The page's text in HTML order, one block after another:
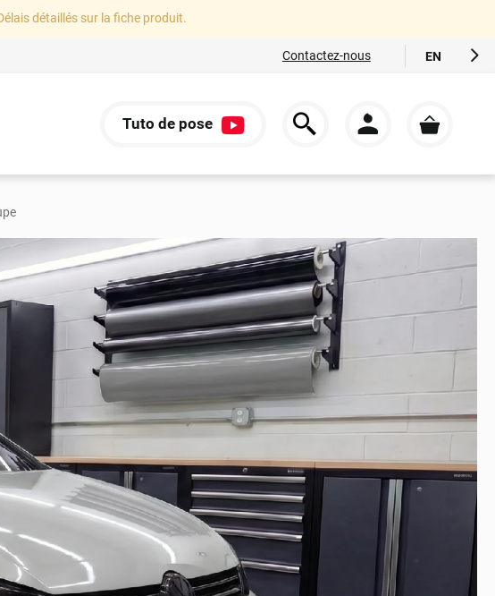
détaillés sur la fiche produit.
Contactez-nous EN
Tuto de pose